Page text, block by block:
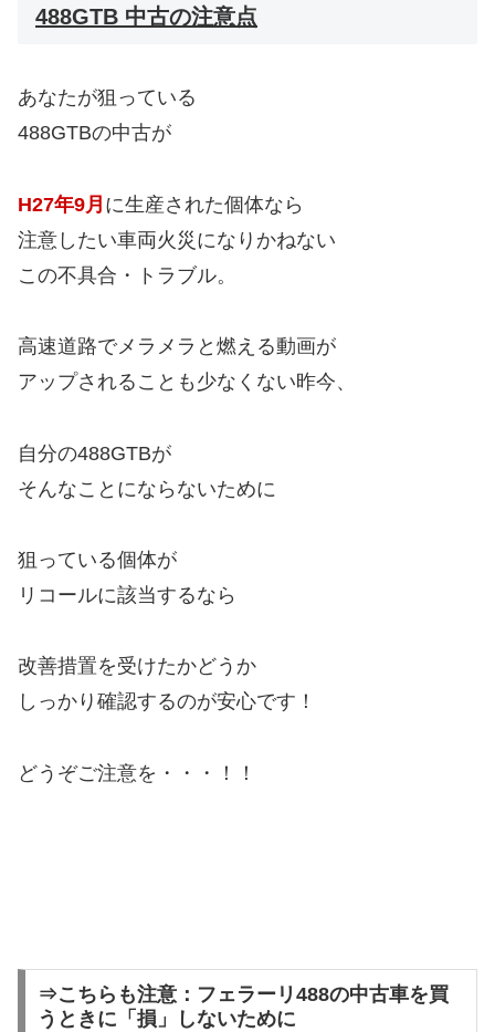
488GTB 中古の注意点
あなたが狙っている
488GTBの中古が
H27年9月 に生産された個体なら
注意したい車両火災になりかねない
この不具合・トラブル。
高速道路でメラメラと燃える動画が
アップされることも少なくない昨今、
自分の488GTBが
そんなことにならないために
狙っている個体が
リコールに該当するなら
改善措置を受けたかどうか
しっかり確認するのが安心です！
どうぞご注意を・・・！！
⇒こちらも注意：フェラーリ488の中古車を買
うときに「損」しないために